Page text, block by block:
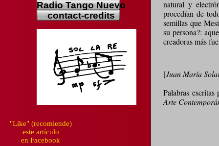
Radio Tango Nuevo
contact-credits
natural y
procedían de
semillas que
su persona?:
creadoras más
[Juan María
Palabras
Arte
Radio Tango Nuevo
contact-credits
"Like" (recomiende)
este artículo
en Facebook